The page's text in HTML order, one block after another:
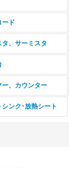
ード
タ、サーミスタ
ー、カウンター
シンク･放熱シート